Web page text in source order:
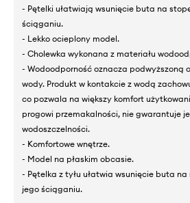
- Pętelki ułatwiają wsunięcie buta na
ściąganiu.
- Lekko ocieplony model.
- Cholewka wykonana z materiału
- Wodoodporność oznacza podwyższoną
wody. Produkt w kontakcie z wodą
co pozwala na większy komfort
progowi przemakalności, nie gwarantuje
wodoszczelności.
- Komfortowe wnętrze.
- Model na płaskim obcasie.
- Pętelka z tyłu ułatwia wsunięcie buta
jego ściąganiu.